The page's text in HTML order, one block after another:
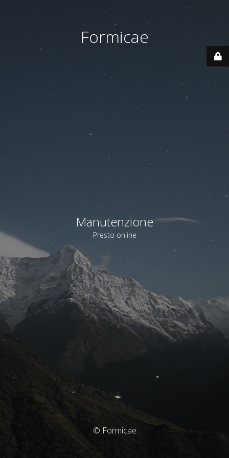
Formicae
Manutenzione
Presto online
© Formicae